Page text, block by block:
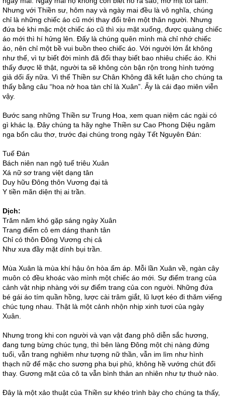
Nhưng với Thiền sư, hôm nay và ngày mai đều là vô nghĩa, chúng
chỉ là những chiếc áo cũ mới thay đổi trên một thân người. Nhưng
đứa bé khi mặc một chiếc áo cũ thì xịu mặt xuống, được quàng chiếc
áo mới thì hí hửng lên. Đấy là chúng quên mình mà chỉ nhớ chiếc
áo, nên chỉ một bề vui buồn theo chiếc áo. Với người lớn ắt không
như thế, vì tự biết đời mình đã đổi thay biết bao nhiêu chiếc áo. Khi
thấy được lẽ thật, người ta sẽ không còn bận rộn trong hình tướng
giả dối ấy nữa. Vì thế Thiền sư Chân Không đã kết luận cho chúng ta
thấy bằng câu “hoa nở hoa tàn chỉ là Xuân”. Ấy là cái đạo miên viễn
vậy.
Bước sang những Thiền sư Trung Hoa, xem quan niệm các ngài có
gì khác lạ. Đây chúng ta hãy nghe Thiền sư Cao Phong Diệu ngâm
nga bốn câu thơ, trước đại chúng trong ngày Tết Nguyên Đán:
Tuế Đán
Bách niên nan ngộ tuế triêu Xuân
Xá nữ sơ trang việt dạng tân
Duy hữu Đông thôn Vương đại tả
Y tiền mãn diện thị ai trần.
Dịch:
Trăm năm khó gặp sáng ngày Xuân
Trang điểm cô em dáng thanh tân
Chỉ có thôn Đông Vương chị cả
Như xưa đầy mặt dính bụi trần.
Mùa Xuân là mùa khí hậu ôn hòa ấm áp. Mỗi lần Xuân về, ngàn cây
muôn cỏ đều khoác vào mình một chiếc áo mới. Sự điểm trang của
cảnh vật nhịp nhàng với sự điểm trang của con người. Những đứa
bé gái áo tím quần hồng, lược cài trâm giắt, lũ lượt kéo đi thăm viếng
chúc tụng nhau. Thật là một cảnh nhộn nhịp xinh tươi của ngày
Xuân.
Nhưng trong khi con người và vạn vật đang phô diễn sắc hương,
đang tưng bừng chúc tụng, thì bên làng Đông một chị nàng đứng
tuổi, vẫn trang nghiêm như tượng nữ thần, vẫn im lìm như hình
thạch nữ để mặc cho sương pha bụi phủ, không hề vướng chút đổi
thay. Gương mặt của cô ta vẫn bình thản an nhiên như tự thuở nào.
Đây là một xảo thuật của Thiền sư khéo trình bày cho chúng ta thấy,